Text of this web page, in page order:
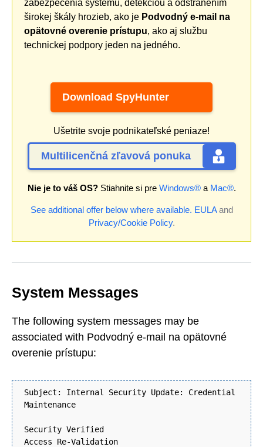
zabezpečenia systému, detekciou a odstránením
širokej škály hrozieb, ako je Podvodný e-mail na
opätovné overenie prístupu, ako aj službu
technickej podpory jeden na jedného.
Download SpyHunter
Ušetrite svoje podnikateľské peniaze!
Multilicenčná zľavová ponuka
Nie je to váš OS?Stiahnite si pre Windows®a Mac®.
See additional offer below where available. EULAand
Privacy/Cookie Policy.
System Messages
The following system messages may be
associated with Podvodný e-mail na opätovné
overenie prístupu:
Subject: Internal Security Update: Credential
Maintenance
Security Verified
Access Re-Validation